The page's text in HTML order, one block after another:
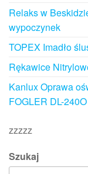
Relaks w
wypoczynek
TOPEX Imadło
Rękawice
Kanlux Oprawa
FOGLER DL-240O
zzzzz
Szukaj